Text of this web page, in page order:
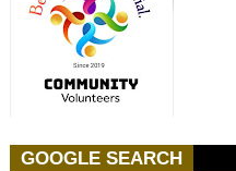
GOOGLE SEARCH